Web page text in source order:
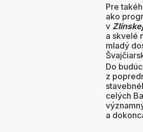
Pre
ako
v
a skvelé
mladý
Do
z
celých
a